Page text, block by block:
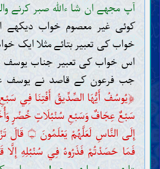
آپ مجھے ان شا ءاللہ صبر کرنے
کوئی غیر معصوم خواب دیکھے
خواب کی تعبیر بتائے مثلا ایک
اس خواب کی تعبیر جناب یوسف
جب فرعون کے قاصد نے یوسف
﴿يُوسُفُ أَيُّهَا الصِّدِّيقُ أَفْتِنَا فِي
سَبْعٌ عِجَافٌ وَسَبْعِ سُنْبُلَاتٍ خُضْرٍ
إِلَى النَّاسِ لَعَلَّهُمْ يَعْلَمُونَ ۝قَالَ
فَمَا حَصَدْتُمْ فَذَرُوهُ فِي سُنْبُلِهِ إِلَّا